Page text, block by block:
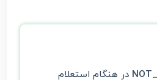
در هنگام استعلام